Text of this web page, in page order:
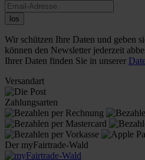
los
Wir schützen Ihre Daten und geben
können den Newsletter jederzeit
Ihrer Daten finden Sie in unserer
Versandart
Zahlungsarten
Der myFairtrade-Wald